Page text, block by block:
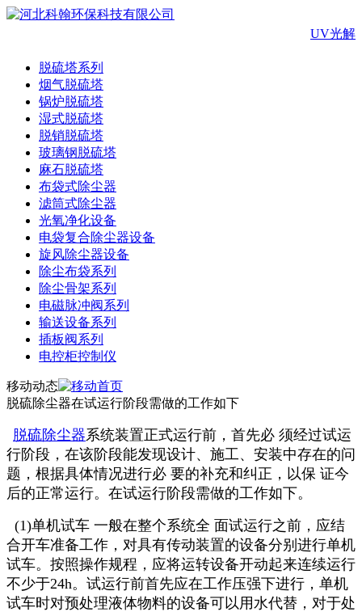
UV光解
脱硫塔系列
烟气脱硫塔
锅炉脱硫塔
湿式脱硫塔
脱销脱硫塔
玻璃钢脱硫塔
麻石脱硫塔
布袋式除尘器
滤筒式除尘器
光氧净化设备
电袋复合除尘器设备
旋风除尘器设备
除尘布袋系列
除尘骨架系列
电磁脉冲阀系列
输送设备系列
插板阀系列
电控柜控制仪
移动动态
脱硫除尘器在试运行阶段需做的工作如下
脱硫除尘器系统装置正式运行前，首先必 须经过试运
行阶段，在该阶段能发现设计、施工、安装中存在的问
题，根据具体情况进行必 要的补充和纠正，以保 证今
后的正常运行。在试运行阶段需做的工作如下。
(1)单机试车 一般在整个系统全 面试运行之前，应结
合开车准备工作，对具有传动装置的设备分别进行单机
试车。按照操作规程，应将运转设备开动起来连续运行
不少于24h。试运行前首先应在工作压强下进行，单机
试车时对预处理液体物料的设备可以用水代替，对于处